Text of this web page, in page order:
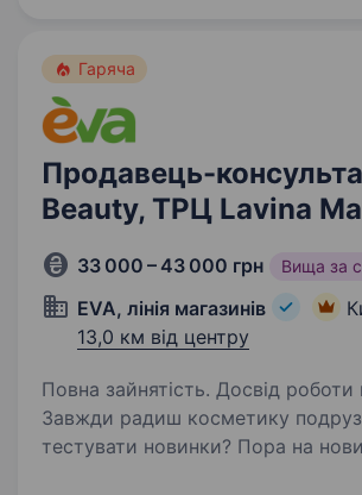
Гаряча
Продавець-
Beauty, ТРЦ Lavina
33 000 – 43 000 грн Вища за
EVA, лінія магазинів
13,0 км від центру
Повна зайнятість. Досвід роботи
Завжди радиш косметику
тестувати новинки? Пора на